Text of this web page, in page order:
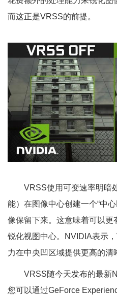
而这正是VRSS的前提。
VRSS使用可变速率明暗
能）在图像中心创建一个“中
像保留下来。这意味着可以
锐化视图中心。NVIDIA表示
力在中央凹区域提供更高的清
VRSS随今天发布的最新
您可以通过GeForce